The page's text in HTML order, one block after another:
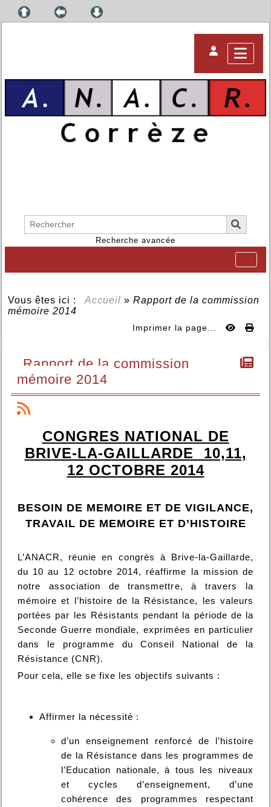
Recherche avancée
Vous êtes ici : Accueil » Rapport de la commission
mémoire 2014
Imprimer la page...
Rapport de la commission
mémoire 2014
CONGRES NATIONAL DE
BRIVE-LA-GAILLARDE  10,11,
12 OCTOBRE 2014
BESOIN DE MEMOIRE ET DE VIGILANCE,
TRAVAIL DE MEMOIRE ET D’HISTOIRE
L’ANACR, réunie en congrès à Brive-la-Gaillarde,
du 10 au 12 octobre 2014, réaffirme la mission de
notre association de transmettre, à travers la
mémoire et l’histoire de la Résistance, les valeurs
portées par les Résistants pendant la période de la
Seconde Guerre mondiale, exprimées en particulier
dans le programme du Conseil National de la
Résistance (CNR).
Pour cela, elle se fixe les objectifs suivants :
Affirmer la nécessité :
d’un enseignement renforcé de l’histoire
de la Résistance dans les programmes de
l’Education nationale, à tous les niveaux
et cycles d’enseignement, d’une
cohérence des programmes respectant